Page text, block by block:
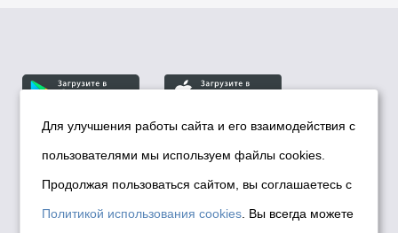
© Департамент информационной политики мэрии
города Новосибирска, 2026
Политика использования Cookies
Для улучшения работы сайта и его взаимодействия с
пользователями мы используем файлы cookies.
Продолжая пользоваться сайтом, вы соглашаетесь с
Политикой использования cookies . Вы всегда можете